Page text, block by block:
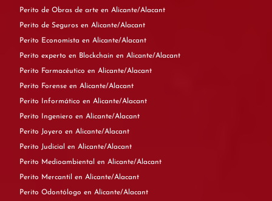
Perito de Obras de arte en Alicante/Alacant
Perito de Seguros en Alicante/Alacant
Perito Economista en Alicante/Alacant
Perito experto en Blockchain en Alicante/Alacant
Perito Farmacéutico en Alicante/Alacant
Perito Forense en Alicante/Alacant
Perito Informático en Alicante/Alacant
Perito Ingeniero en Alicante/Alacant
Perito Joyero en Alicante/Alacant
Perito Judicial en Alicante/Alacant
Perito Medioambiental en Alicante/Alacant
Perito Mercantil en Alicante/Alacant
Perito Odontólogo en Alicante/Alacant